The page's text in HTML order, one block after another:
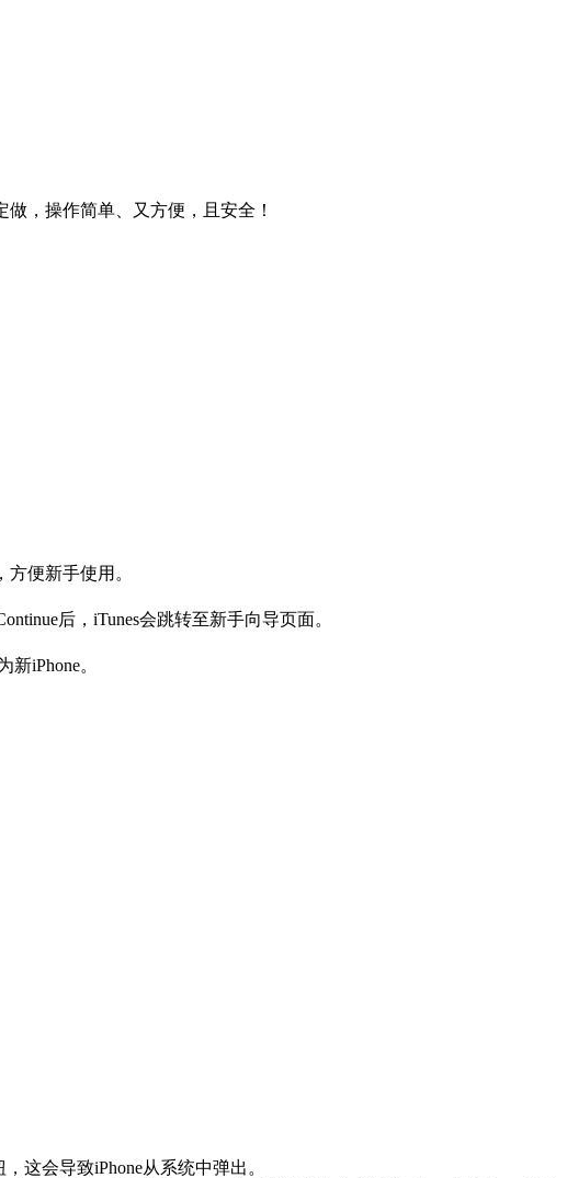
，操作简单、又方便，且安全！
便新手使用。
后，iTunes会跳转至新手向导页面。
iPhone。
这会导致iPhone从系统中弹出。